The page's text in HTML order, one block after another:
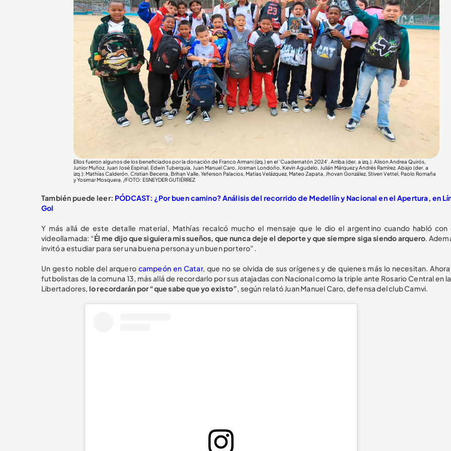
Ellos fueron algunos de los beneficiados por la donación de Franco Armani (izq.) en el ‘Cuadernatón 2024’. Arriba (der. a izq.): Alison Andrea Quirós,
Junior Muñoz, Juan José Espinal, Edwin Tuberquia, Juan Manuel Caro, Josman Londoño, Kevin Agudelo, Julián Márquez y Andrés Ramírez. Abajo (der. a
izq.): Mathías Calderón, Cristian Becerra, Brihan Valle, Yeferson Palacios, Matías Velázquez, Mateo Zapata, Jhovan González, Stiven Vettel, Paolo Romaña
y Yosimar Mosquera. /FOTO: ESNEYDER GUTIÉRREZ
También puede leer: PÓDCAST: ¿Por buen camino? Análisis del recorrido de Medellín y Nacional en el Apertura, en
Gol
Y más allá de este detalle material, Mathías recalcó mucho el mensaje que le dio el argentino cuando habló con
videollamada: “Él me dijo que siguiera mis sueños, que nunca deje el deporte y que siempre siga siendo arquero.
invitó a estudiar para ser una buena persona y un buen portero”.
Un gesto noble del arquero campeón en Catar, que no se olvida de sus orígenes y de quienes más lo necesitan.
futbolistas de la comuna 13, más allá de recordarlo por sus atajadas con Nacional como la triple ante Rosario Central en
Libertadores, lo recordarán por “que sabe que yo existo”, según relató Juan Manuel Caro, defensa del club Camvi.